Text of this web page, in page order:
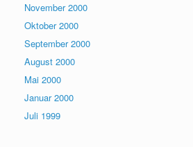
November 2000
Oktober 2000
September 2000
August 2000
Mai 2000
Januar 2000
Juli 1999